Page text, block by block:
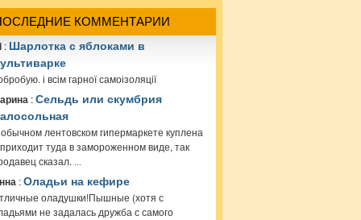
КОММЕНТАРИИ
: Шарлотка с яблоками в
і всім гарної самоізоляції
:Сельдь или скумбрия
лентовском гипермаркете куплена
туда в замороженном виде, так
сказал. ...
:Оладьи на кефире
оладушки!Пышные (хотя с
не задалась дружба с самого